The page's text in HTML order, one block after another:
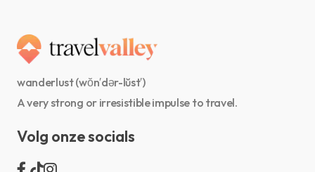
wanderlust (wŏn′dər-lŭst′)
A very strong or irresistible impulse to travel.
Volg onze socials